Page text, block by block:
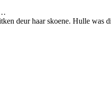
deur haar skoene. Hulle was